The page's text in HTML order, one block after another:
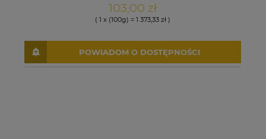
103,00 zł
( 1 x (100g) = 1 373,33 zł )
POWIADOM O DOSTĘPNOŚCI